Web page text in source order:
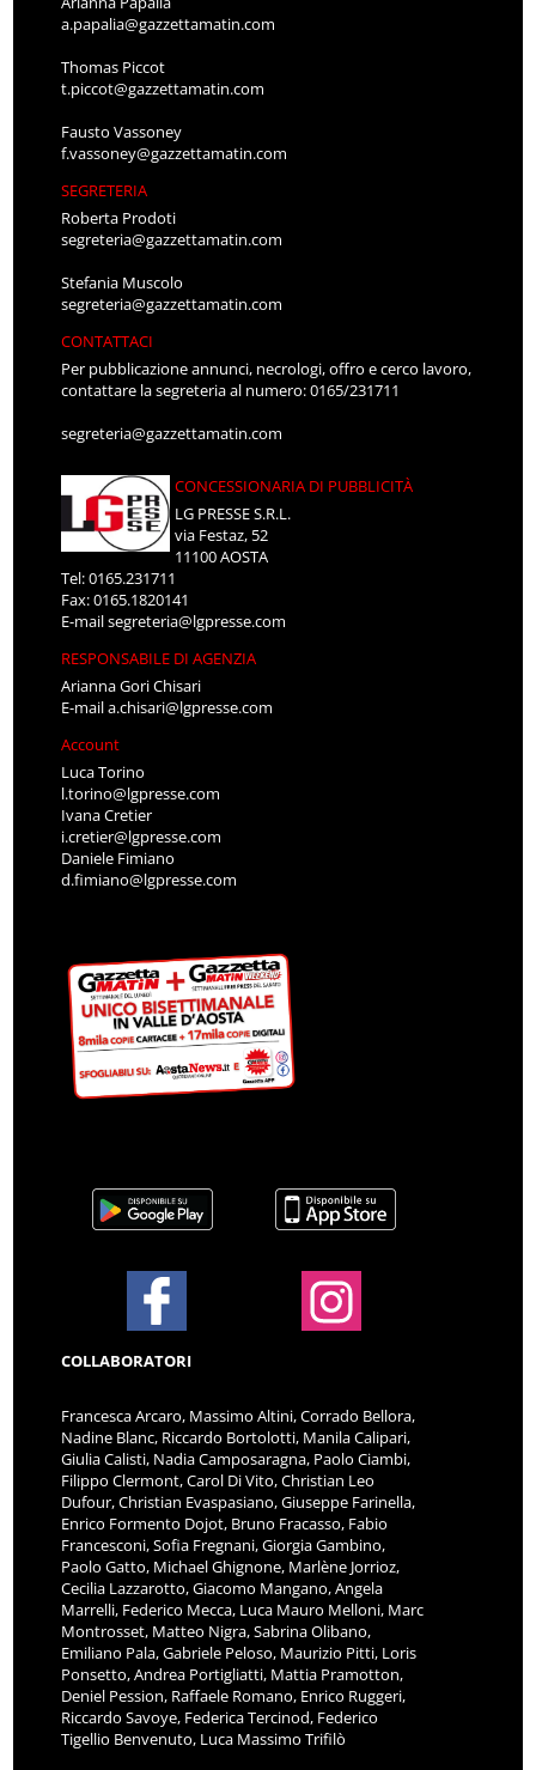
a.papalia@gazzettamatin.com
Thomas Piccot
t.piccot@gazzettamatin.com
Fausto Vassoney
f.vassoney@gazzettamatin.com
SEGRETERIA
Roberta Prodoti
segreteria@gazzettamatin.com
Stefania Muscolo
segreteria@gazzettamatin.com
CONTATTACI
Per pubblicazione annunci, necrologi, offro e cerco lavoro,
contattare la segreteria al numero: 0165/231711
segreteria@gazzettamatin.com
CONCESSIONARIA DI PUBBLICITÀ
LG PRESSE S.R.L.
via Festaz, 52
11100 AOSTA
Tel: 0165.231711
Fax: 0165.1820141
E-mailsegreteria@lgpresse.com
RESPONSABILE DI AGENZIA
Arianna Gori Chisari
E-maila.chisari@lgpresse.com
Account
Luca Torino
l.torino@lgpresse.com
Ivana Cretier
i.cretier@lgpresse.com
Daniele Fimiano
d.fimiano@lgpresse.com
COLLABORATORI
Francesca Arcaro, Massimo Altini, Corrado Bellora,
Nadine Blanc, Riccardo Bortolotti, Manila Calipari,
Giulia Calisti, Nadia Camposaragna, Paolo Ciambi,
Filippo Clermont, Carol Di Vito, Christian Leo
Dufour, Christian Evaspasiano, Giuseppe Farinella,
Enrico Formento Dojot, Bruno Fracasso, Fabio
Francesconi, Sofia Fregnani, Giorgia Gambino,
Paolo Gatto, Michael Ghignone, Marlène Jorrioz,
Cecilia Lazzarotto, Giacomo Mangano, Angela
Marrelli, Federico Mecca, Luca Mauro Melloni, Marc
Montrosset, Matteo Nigra, Sabrina Olibano,
Emiliano Pala, Gabriele Peloso, Maurizio Pitti, Loris
Ponsetto, Andrea Portigliatti, Mattia Pramotton,
Deniel Pession, Raffaele Romano, Enrico Ruggeri,
Riccardo Savoye, Federica Tercinod, Federico
Tigellio Benvenuto, Luca Massimo Trifilò